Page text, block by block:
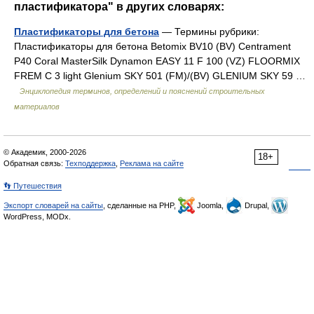
пластификатора" в других словарях:
Пластификаторы для бетона — Термины рубрики:
Пластификаторы для бетона Betomix BV10 (BV) Centrament
P40 Coral MasterSilk Dynamon EASY 11 F 100 (VZ) FLOORMIX
FREM C 3 light Glenium SKY 501 (FM)/(BV) GLENIUM SKY 59 …
Энциклопедия терминов, определений и пояснений строительных
материалов
18+
© Академик, 2000-2026
Обратная связь: Техподдержка Реклама на сайте
👣 Путешествия
Экспорт словарей на сайты , сделанные на PHP, Joomla,
Drupal,
WordPress, MODx.